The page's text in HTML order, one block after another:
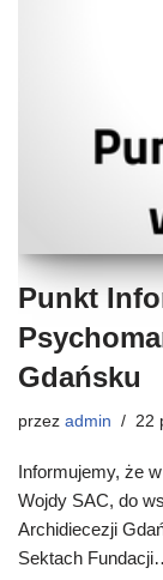
Punkt
Gdańsku
przez admin 22
Informujemy, że
Wojdy SAC, do
Archidiecezji
Sektach